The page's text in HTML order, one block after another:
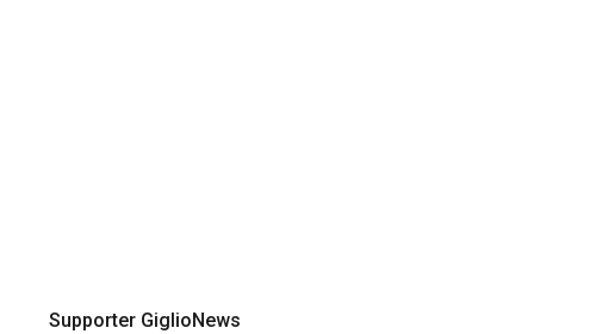
Supporter GiglioNews